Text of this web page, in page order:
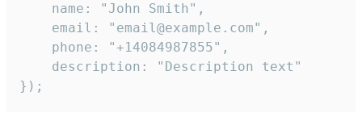
    name: "John Smith",
    email: "email@example.com",
    phone: "+14084987855",
    description: "Description text"
});